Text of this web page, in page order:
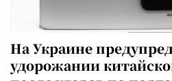
На Украине
удорожании